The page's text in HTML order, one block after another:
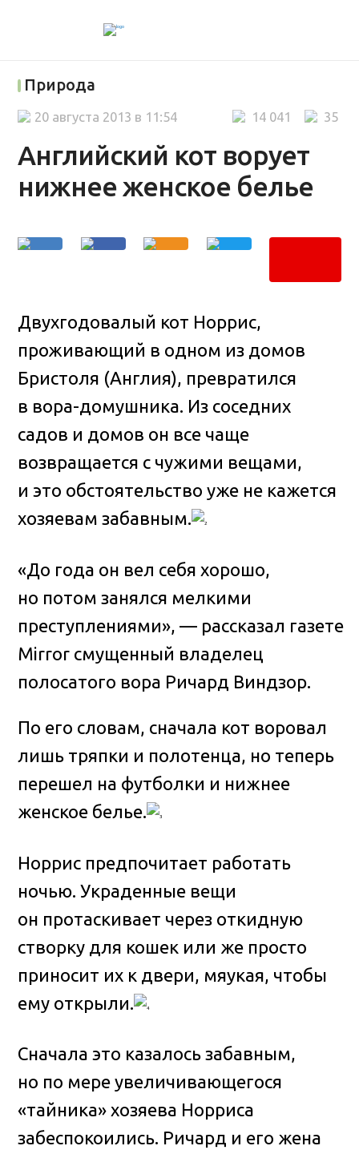
Природа
Английский кот ворует
нижнее женское белье
35
14 041
20 августа 2013 в 11:54
Двухгодовалый кот Норрис,
проживающий в одном из домов
Бристоля (Англия), превратился
в вора-домушника. Из соседних
садов и домов он все чаще
возвращается с чужими вещами,
и это обстоятельство уже не кажется
хозяевам забавным.
«До года он вел себя хорошо,
но потом занялся мелкими
преступлениями», — рассказал газете
Mirror смущенный владелец
полосатого вора Ричард Виндзор.
По его словам, сначала кот воровал
лишь тряпки и полотенца, но теперь
перешел на футболки и нижнее
женское белье.
Норрис предпочитает работать
ночью. Украденные вещи
он протаскивает через откидную
створку для кошек или же просто
приносит их к двери, мяукая, чтобы
ему открыли.
Сначала это казалось забавным,
но по мере увеличивающегося
«тайника» хозяева Норриса
забеспокоились. Ричард и его жена